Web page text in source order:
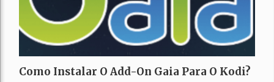
Como Instalar O Add-On Gaia Para O Kodi?